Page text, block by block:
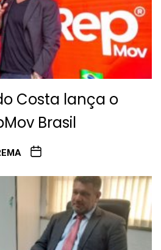
Costa lança o
Brasil